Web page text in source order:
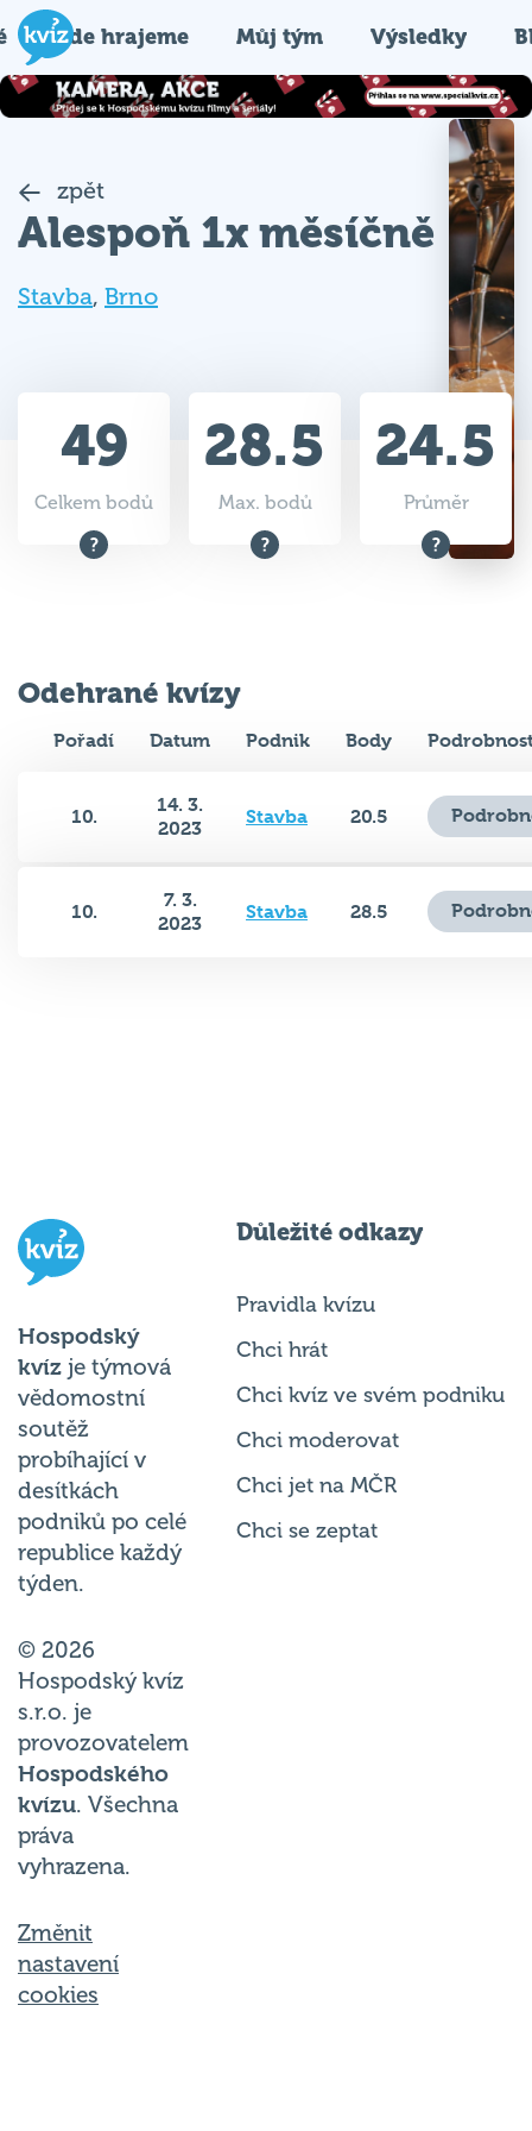
Kde hrajeme Můj tým Výsledky
zpět
Alespoň 1x měsíčně
Stavba, Brno
49
Celkem bodů
28.5
Max. bodů
24.5
Průměr
Odehrané kvízy
Pořadí Datum Podnik Body
10.
14. 3.
2023
Stavba 20.5
10.
7. 3.
2023
Stavba 28.5
Hospodský
kvíz je týmová
vědomostní
soutěž
probíhající v
desítkách
podniků po celé
republice každý
týden.
© 2026
Hospodský kvíz
s.r.o. je
provozovatelem
Hospodského
kvízu. Všechna
práva
vyhrazena.
Změnit
nastavení
cookies
Důležité odkazy
Pravidla kvízu
Chci hrát
Chci kvíz ve svém podniku
Chci moderovat
Chci jet na MČR
Chci se zeptat